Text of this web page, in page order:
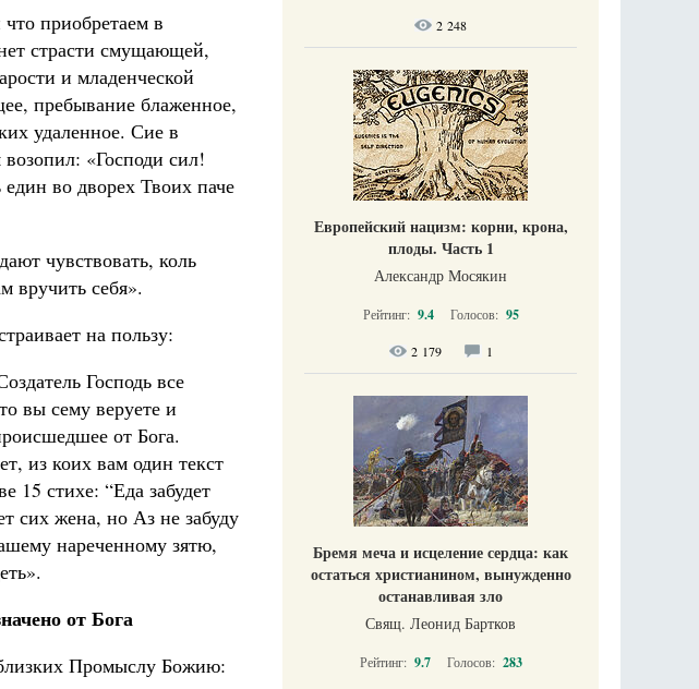
приобретаем в
страсти смущающей,
и младенческой
пребывание блаженное,
удаленное. Сие в
«Господи сил!
во дворех Твоих паче
чувствовать, коль
вручить себя».
на пользу:
Господь все
вы сему веруете и
от Бога.
из коих вам один текст
15 стихе: “Еда забудет
сих жена, но Аз не забуду
нареченному зятю,
от Бога
Промыслу Божию:
2 248
Европейский нацизм: корни, крона,
плоды. Часть 1
Александр Мосякин
Рейтинг: 9.4 Голосов: 95
2 179 1
Бремя меча и исцеление сердца: как
остаться христианином, вынужденно
останавливая зло
Свящ. Леонид Бартков
Рейтинг: 9.7 Голосов: 283